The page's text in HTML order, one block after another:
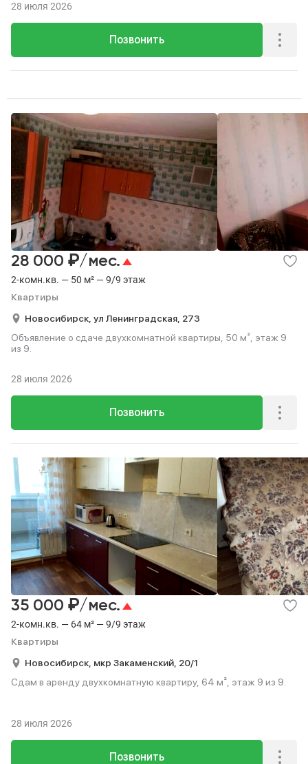
Позвонить
28 июля 2026
2-комн.кв. — 50 м² — 9/9 этаж
Квартиры
28 000 ₽/мес.
Новосибирск, ул Ленинградская, 273
Объявление о сдаче двухкомнатной квартиры, 50 м², этаж 9
из 9.
Позвонить
28 июля 2026
2-комн.кв. — 64 м² — 9/9 этаж
Квартиры
35 000 ₽/мес.
Новосибирск, мкр Закаменский, 20/1
Сдам в аренду двухкомнатную квартиру, 64 м², этаж 9 из 9.
Позвонить
28 июля 2026